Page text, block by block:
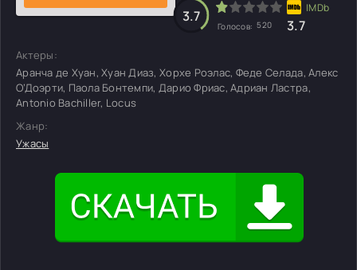
3.7
Голосов: 520 3.7
Актеры:
Аранча де Хуан, Хуан Диаз, Хорхе Роэлас, Феде Селада, Алекс
О’Доэрти, Паола Бонтемпи, Дарио Фриас, Адриан Ластра,
Antonio Bachiller, Locus
Жанр:
Ужасы